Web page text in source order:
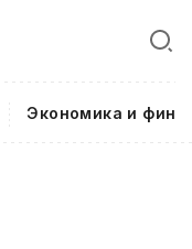
Экономика и